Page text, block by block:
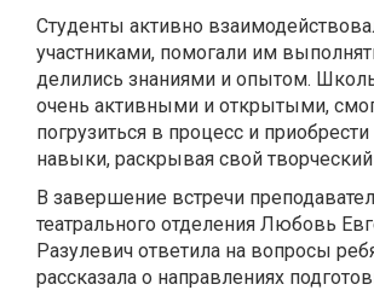
Студенты активно
участниками, помогали им
делились знаниями и опытом.
очень активными и открытыми,
погрузиться в процесс и
навыки, раскрывая свой творческий
В завершение встречи
театрального отделения Любовь
Разулевич ответила на вопросы
рассказала о направлениях